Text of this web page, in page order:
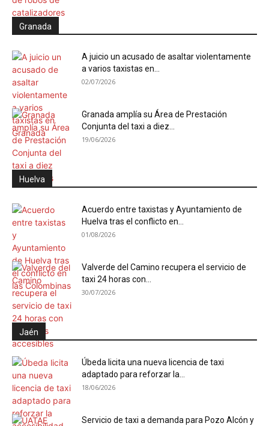
Granada
A juicio un acusado de asaltar violentamente
a varios taxistas en...
02/07/2026
Granada amplía su Área de Prestación
Conjunta del taxi a diez...
19/06/2026
Huelva
Acuerdo entre taxistas y Ayuntamiento de
Huelva tras el conflicto en...
01/08/2026
Valverde del Camino recupera el servicio de
taxi 24 horas con...
30/07/2026
Jaén
Úbeda licita una nueva licencia de taxi
adaptado para reforzar la...
18/06/2026
Servicio de taxi a demanda para Pozo Alcón y